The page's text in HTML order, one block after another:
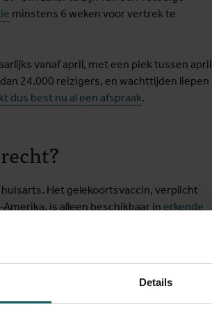
Details
minstens 6 weken voor vertrek te
vanaf april, met een piek tussen april
24.000 reizigers, en wachttijden liepen
dus best nu al een afspraak.
Het gelekoortsvaccin, verplicht
is alleen beschikbaar in erkende